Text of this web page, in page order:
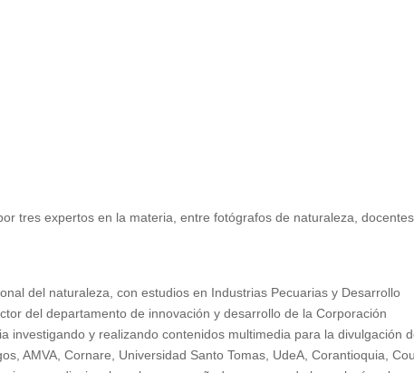
tres expertos en la materia, entre fotógrafos de naturaleza,
del naturaleza, con estudios en Industrias Pecuarias y Desarrollo
del departamento de innovación y desarrollo de la Corporación
investigando y realizando contenidos multimedia para la divulgación
AMVA, Cornare, Universidad Santo Tomas, UdeA, Corantioquia,